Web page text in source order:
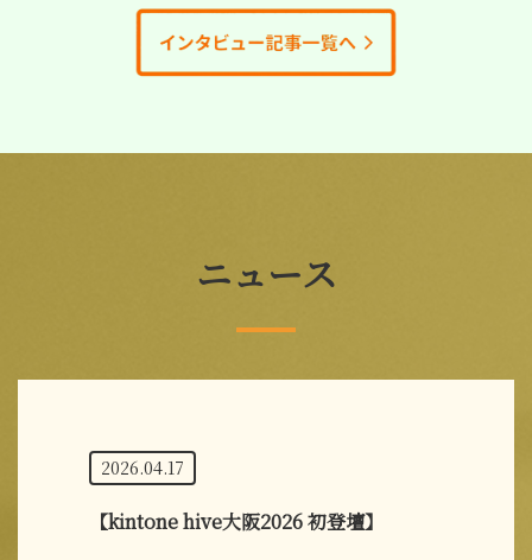
ニュース
2026.04.17
【kintone hive大阪2026 初登壇】